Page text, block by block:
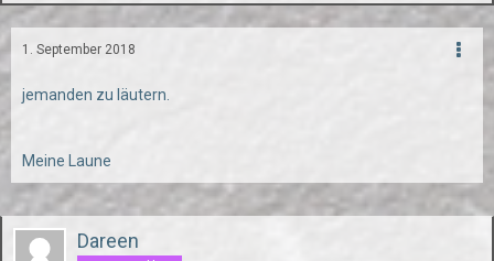
1. September 2018
jemanden zu läutern.
Meine Laune
Dareen